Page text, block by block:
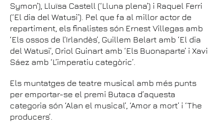
Symon’), Lluïsa Castell (‘Lluna plena’) i Raquel Ferri
(‘El dia del Watusi’). Pel que fa al millor actor de
repartiment, els finalistes són Ernest Villegas amb
‘Els ossos de l’Irlandès’, Guillem Belart amb ‘El dia
del Watusi’, Oriol Guinart amb ‘Els Buonaparte’ i Xavi
Sáez amb ‘L’imperatiu categòric’.
Els muntatges de teatre musical amb més punts
per emportar-se el premi Butaca d’aquesta
categoria són ‘Alan el musical’, ‘Amor a mort’ i ‘The
producers’.